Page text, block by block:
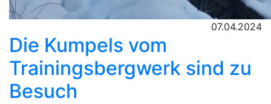
07.04.2024
Die Kumpels vom
Trainingsbergwerk sind zu
Besuch